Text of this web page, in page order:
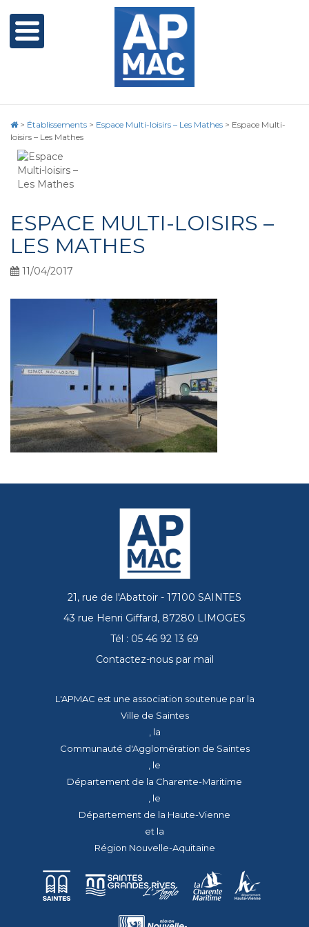
> Établissements > Espace Multi-loisirs – Les Mathes > Espace Multi-
loisirs – Les Mathes
ESPACE MULTI-LOISIRS –
LES MATHES
11/04/2017
21, rue de l'Abattoir - 17100 SAINTES
43 rue Henri Giffard, 87280 LIMOGES
Tél : 05 46 92 13 69
Contactez-nous par mail
L'APMAC est une association soutenue par la
Ville de Saintes
, la
Communauté d'Agglomération de Saintes
, le
Département de la Charente-Maritime
, le
Département de la Haute-Vienne
et la
Région Nouvelle-Aquitaine